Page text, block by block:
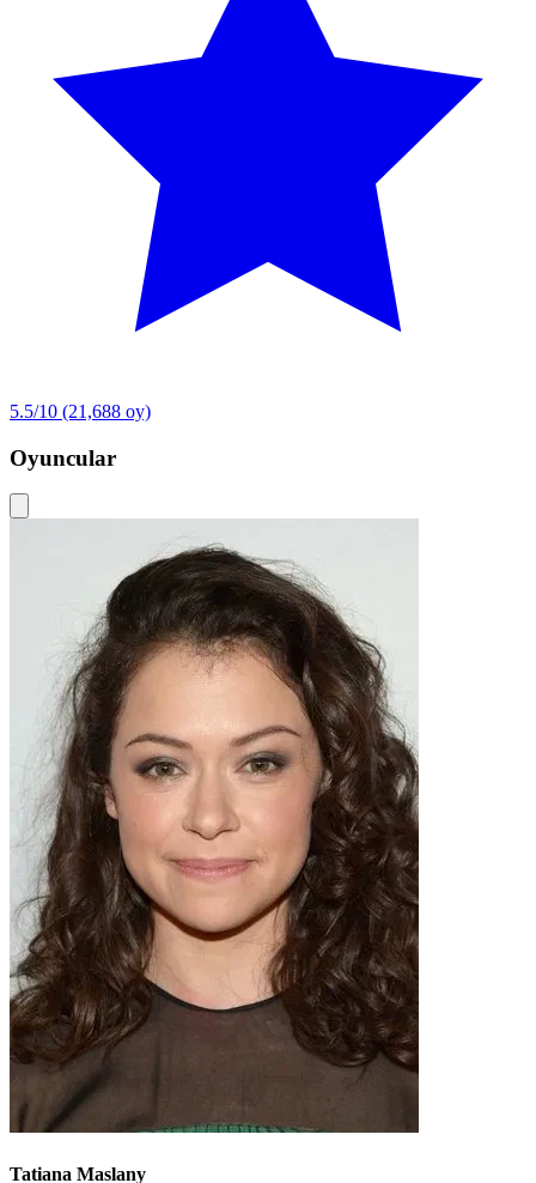
5.5/10 (21,688 oy)
Oyuncular
Tatiana Maslany